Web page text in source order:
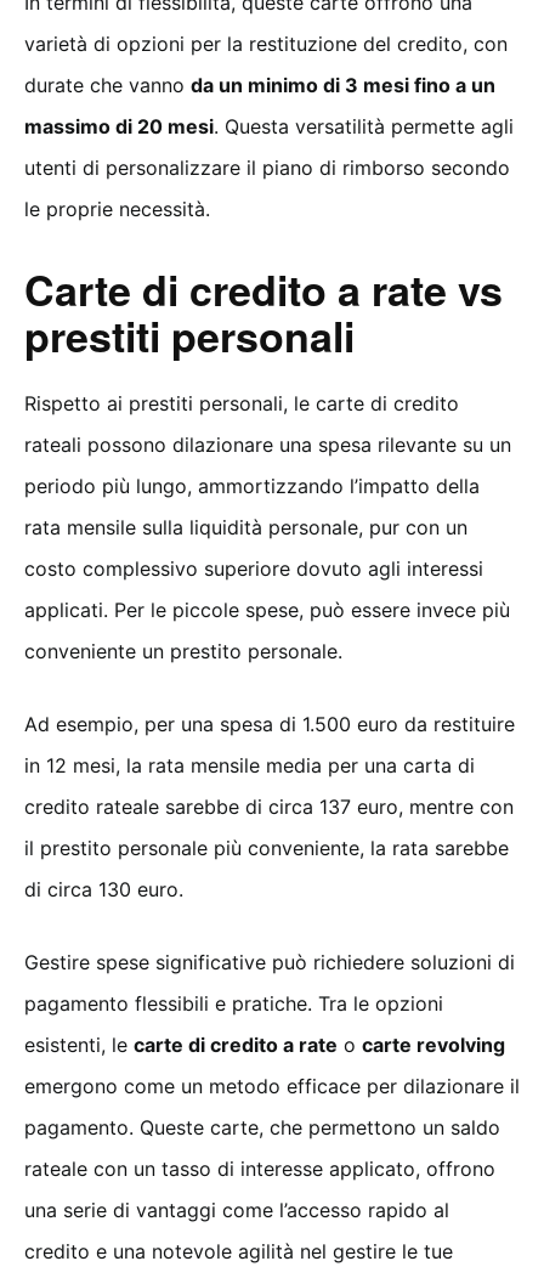
varietà di opzioni per la restituzione del credito, con
durate che vanno da un minimo di 3 mesi fino a un
massimo di 20 mesi. Questa versatilità permette agli
utenti di personalizzare il piano di rimborso secondo
le proprie necessità.
Carte di credito a rate vs
prestiti personali
Rispetto ai prestiti personali, le carte di credito
rateali possono dilazionare una spesa rilevante su un
periodo più lungo, ammortizzando l’impatto della
rata mensile sulla liquidità personale, pur con un
costo complessivo superiore dovuto agli interessi
applicati. Per le piccole spese, può essere invece più
conveniente un prestito personale.
Ad esempio, per una spesa di 1.500 euro da restituire
in 12 mesi, la rata mensile media per una carta di
credito rateale sarebbe di circa 137 euro, mentre con
il prestito personale più conveniente, la rata sarebbe
di circa 130 euro.
Gestire spese significative può richiedere soluzioni di
pagamento flessibili e pratiche. Tra le opzioni
esistenti, le carte di credito a rate o carte revolving
emergono come un metodo efficace per dilazionare il
pagamento. Queste carte, che permettono un saldo
rateale con un tasso di interesse applicato, offrono
una serie di vantaggi come l’accesso rapido al
credito e una notevole agilità nel gestire le tue